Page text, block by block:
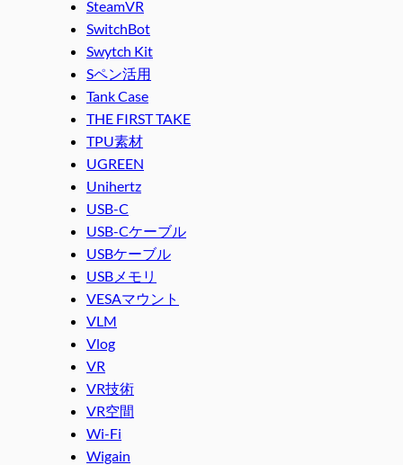
SteamVR
SwitchBot
Swytch Kit
Sペン活用
Tank Case
THE FIRST TAKE
TPU素材
UGREEN
Unihertz
USB-C
USB-Cケーブル
USBケーブル
USBメモリ
VESAマウント
VLM
Vlog
VR
VR技術
VR空間
Wi-Fi
Wigain